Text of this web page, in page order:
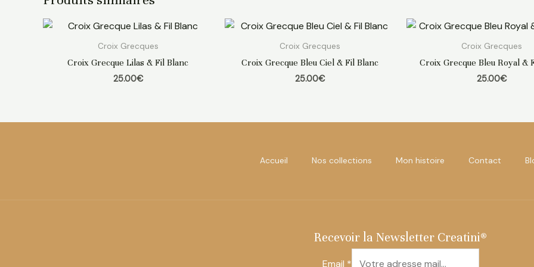
Croix Grecques
Croix Grecque Lilas & Fil Blanc
25.00€
Croix Grecques
Croix Grecque Bleu Ciel & Fil Blanc
25.00€
Croix Grecques
Croix Grecque Bleu Royal &
25.00€
Accueil Nos collections Mon histoire Contact
Recevoir la Newsletter Creatini®
Email *